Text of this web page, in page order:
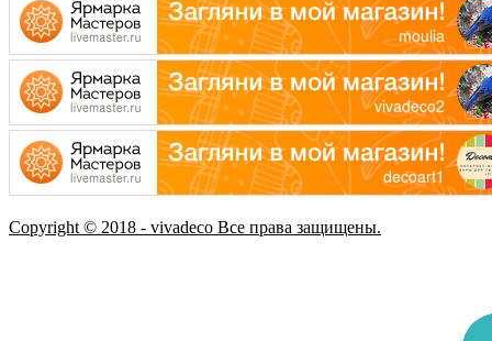
Copyright © 2018 - vivadeco Все права защищены.